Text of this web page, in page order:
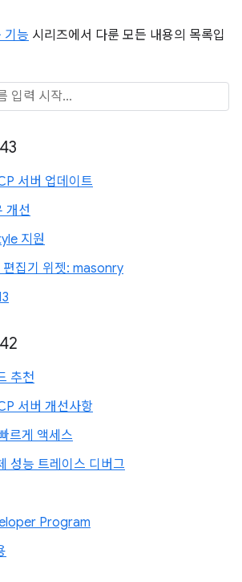
기능 시리즈에서 다룬 모든 내용의 목록입
서버 업데이트
개선
지원
편집기 위젯: masonry
추천
서버 개선사항
르게 액세스
성능 트레이스 디버그
Program